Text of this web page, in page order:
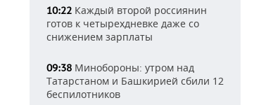
10:22 Каждый второй россиянин
готов к четырехдневке даже со
снижением зарплаты
09:38 Минобороны: утром над
Татарстаном и Башкирией сбили 12
беспилотников